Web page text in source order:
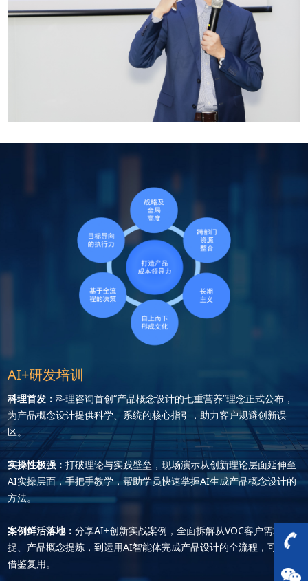
AI+研发培训
科理首发：科理咨询首创“产品概念设计的七重营养”理念正式公布，
为产品概念设计提供科学、系统的核心指引，助力客户规避创新误
区。
实操性极强：打破理论与实践壁垒，现场演示从创新理论层面延伸至
AI实操层面，手把手教学，帮助学员快速掌握AI生成产品概念设计的
方法。
案例鲜活落地：分享AI+创新实战案例，全面拆解从VOC客户需求捕
捉、产品概念提炼，到运用AI智能体完成产品设计的全流程，可直接
借鉴复用。